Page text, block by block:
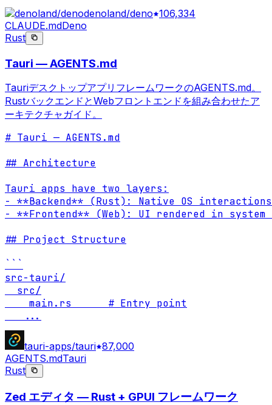
denoland/deno 106,334
CLAUDE.mdDeno
Rust
Tauri — AGENTS.md
TauriデスクトップアプリフレームワークのAGENTS.md。
RustバックエンドとWebフロントエンドを組み合わせたア
ーキテクチャガイド。
# Tauri — AGENTS.md
## Architecture
Tauri apps have two layers:
- **Backend** (Rust): Native OS
- **Frontend** (Web): UI rendered in system
## Project Structure
src-tauri/
  src/
    main.rs      # Entry point
...
tauri-apps/tauri 87,000
AGENTS.mdTauri
Rust
Zed エディタ — Rust + GPUI フレームワーク